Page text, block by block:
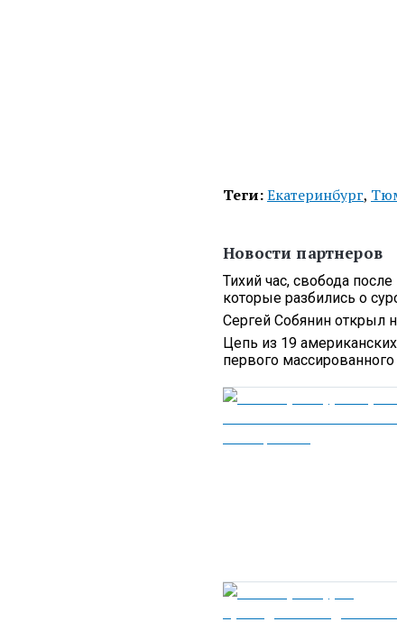
Теги:Екатеринбург,
Новости партнеров
Тихий час, свобода
которые разбились о
Сергей Собянин открыл
Цепь из 19
первого массированного